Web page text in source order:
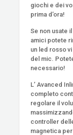
giochi e dei
prima d’ora!
Se non usate
amici potete
un led rosso
del mic.
necessario!
L’ Avanced
completo
regolare il
controller
magnetica